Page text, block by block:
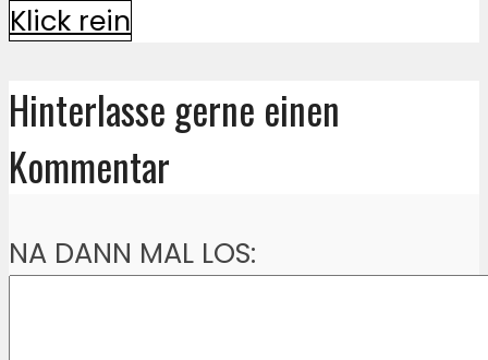
Klick rein
Hinterlasse gerne einen
Kommentar
NA DANN MAL LOS: